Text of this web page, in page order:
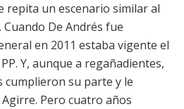
repita un escenario similar al
De Andrés fue
en 2011 estaba vigente el
Y, aunque a regañadientes,
cumplieron su parte y le
Pero cuatro años